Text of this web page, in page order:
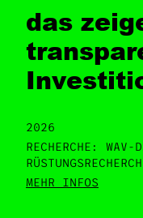
das
2026
RECHERCHE: WAV-
MEHR INFOS